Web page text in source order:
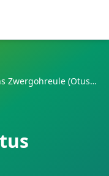
Thilohoffmanns Zwergohreule (Otus thilohoffmanni)